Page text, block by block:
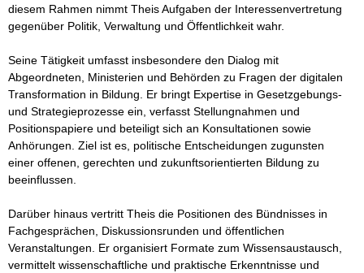
diesem Rahmen nimmt Theis Aufgaben der Interessenvertretung
gegenüber Politik, Verwaltung und Öffentlichkeit wahr.
Seine Tätigkeit umfasst insbesondere den Dialog mit
Abgeordneten, Ministerien und Behörden zu Fragen der digitalen
Transformation in Bildung. Er bringt Expertise in Gesetzgebungs-
und Strategieprozesse ein, verfasst Stellungnahmen und
Positionspapiere und beteiligt sich an Konsultationen sowie
Anhörungen. Ziel ist es, politische Entscheidungen zugunsten
einer offenen, gerechten und zukunftsorientierten Bildung zu
beeinflussen.
Darüber hinaus vertritt Theis die Positionen des Bündnisses in
Fachgesprächen, Diskussionsrunden und öffentlichen
Veranstaltungen. Er organisiert Formate zum Wissensaustausch,
vermittelt wissenschaftliche und praktische Erkenntnisse und